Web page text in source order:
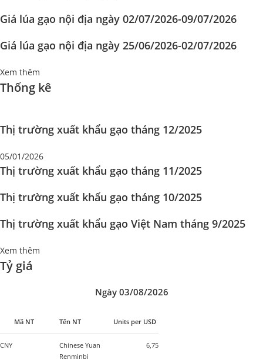
Giá lúa gạo nội địa ngày 02/07/2026-09/07/2026
Giá lúa gạo nội địa ngày 25/06/2026-02/07/2026
Xem thêm
Thống kê
Thị trường xuất khẩu gạo tháng 12/2025
05/01/2026
Thị trường xuất khẩu gạo tháng 11/2025
Thị trường xuất khẩu gạo tháng 10/2025
Thị trường xuất khẩu gạo Việt Nam tháng 9/2025
Xem thêm
Tỷ giá
Ngày 03/08/2026
Mã NT Tên NT Units per USD
CNY
Chinese Yuan
Renminbi
6,75